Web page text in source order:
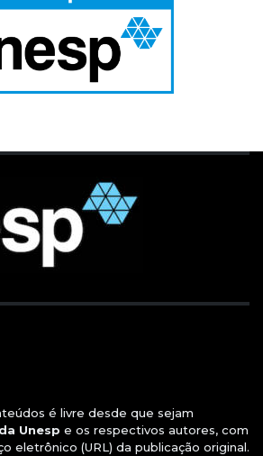
é livre desde que sejam
Unesp e os respectivos autores, com
eletrônico (URL) da publicação original.